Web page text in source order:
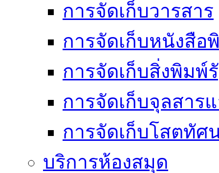
การจัดเก็บวารสาร
การจัดเก็บหนังสือ
การจัดเก็บสิ่งพิมพ์
การจัดเก็บจุลสาร
การจัดเก็บโสตทัศ
บริการห้องสมุด